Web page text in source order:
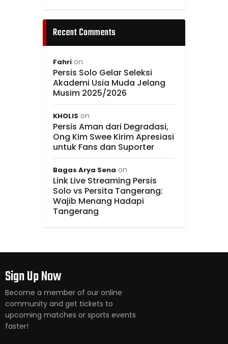
Recent Comments
Fahri on
Persis Solo Gelar Seleksi
Akademi Usia Muda Jelang
Musim 2025/2026
KHOLIS on
Persis Aman dari Degradasi,
Ong Kim Swee Kirim Apresiasi
untuk Fans dan Suporter
Bagas Arya Sena on
Link Live Streaming Persis
Solo vs Persita Tangerang:
Wajib Menang Hadapi
Tangerang
Sign Up Now
Become a member of our online
community and get tickets to
upcoming matches or sports events
faster!